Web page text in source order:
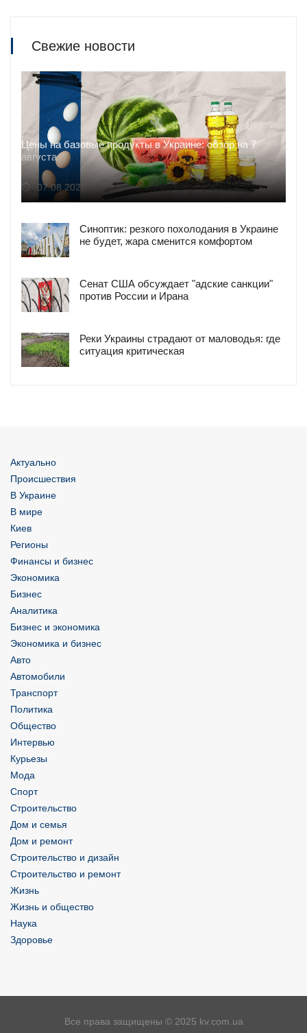
Свежие новости
Цены на базовые продукты в Украине: обзор на 7
августа
07.08.2026
Синоптик: резкого похолодания в Украине
не будет, жара сменится комфортом
Сенат США обсуждает "адские санкции"
против России и Ирана
Реки Украины страдают от маловодья: где
ситуация критическая
Актуально
Происшествия
В Украине
В мире
Киев
Регионы
Финансы и бизнес
Экономика
Бизнес
Аналитика
Бизнес и экономика
Экономика и бизнес
Авто
Автомобили
Транспорт
Политика
Общество
Интервью
Курьезы
Мода
Спорт
Строительство
Дом и семья
Дом и ремонт
Строительство и дизайн
Строительство и ремонт
Жизнь
Жизнь и общество
Наука
Здоровье
Все права защищены © 2025 kv.com.ua